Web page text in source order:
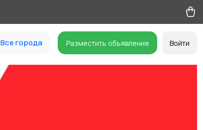
Все города Разместить объявление Войти